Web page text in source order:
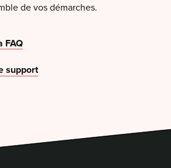
de vos démarches.
FAQ
support